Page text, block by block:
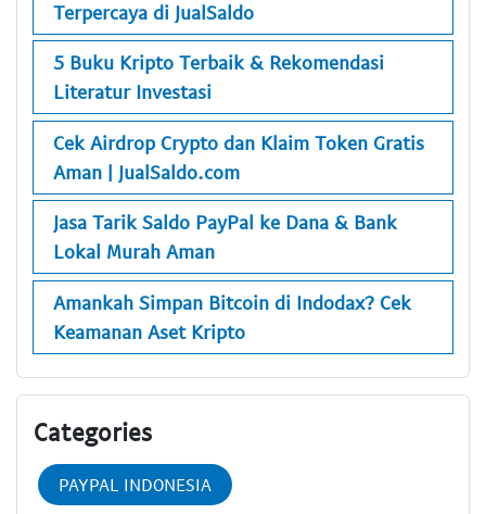
Terpercaya di JualSaldo
5 Buku Kripto Terbaik & Rekomendasi
Literatur Investasi
Cek Airdrop Crypto dan Klaim Token Gratis
Aman | JualSaldo.com
Jasa Tarik Saldo PayPal ke Dana & Bank
Lokal Murah Aman
Amankah Simpan Bitcoin di Indodax? Cek
Keamanan Aset Kripto
Categories
PAYPAL INDONESIA